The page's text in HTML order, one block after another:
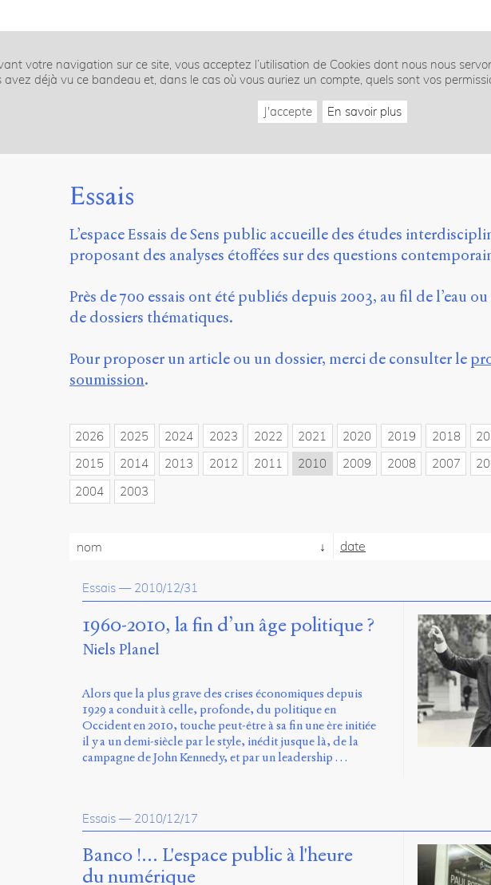
votre navigation sur ce site, vous acceptez l’utilisation de Cookies dont nous nous
avez déjà vu ce bandeau et, dans le cas où vous auriez un compte, quels sont vos
J'accepte En savoir plus
Essais
L’espace Essais de Sens public accueille des études
proposant des analyses étoffées sur des questions
Près de 700 essais ont été publiés depuis 2003, au fil de l’eau
de dossiers thématiques.
Pour proposer un article ou un dossier, merci de consulter le
soumission.
2026 2025 2024 2023 2022 2021 2020 2019 2018
2015
2014 2013 2012 2011 2010 2009 2008 2007
2004
2003
nom date
Essais — 2010/12/31
1960-2010, la fin d’un âge politique ?
Niels Planel
Alors que la plus grave des crises économiques depuis
1929 a conduit à celle, profonde, du politique en
Occident en 2010, touche peut-être à sa fin une ère initiée
il y a un demi-siècle par le style, inédit jusque là, de la
campagne de John Kennedy, et par un leadership …
Essais — 2010/12/17
Banco !... L'espace public à l'heure
du numérique